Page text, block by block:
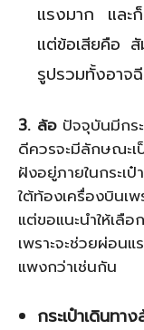
แรงมาก และก็
แต่ข้อเสียคือ สั
รูปรวมทั้งอาจ
3. ล้อปัจจุบันมีกร
ดีควรจะมีลักษณะ
ฝังอยู่ภายในกระเป๋
ใต้ท้องเครื่องบินเ
แต่ขอแนะนำให้เ
เพราะจะช่วยผ่อน
แพงกว่าเช่นกัน
กระเป๋าเดินทา